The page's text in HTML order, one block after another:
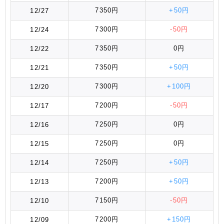
12/27 7350円 +50円
12/24 7300円 -50円
12/22 7350円 0円
12/21 7350円 +50円
12/20 7300円 +100円
12/17 7200円 -50円
12/16 7250円 0円
12/15 7250円 0円
12/14 7250円 +50円
12/13 7200円 +50円
12/10 7150円 -50円
12/09 7200円 +150円